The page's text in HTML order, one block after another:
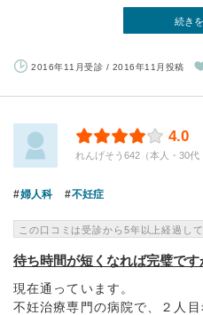
続き
2016年11月受診 / 2016年11月投稿
4.0
れんげそう642（本人・30代
婦人科 不妊症
この口コミは受診から5年以上経過して
待ち時間が短くなれば完璧で
現在通っています。
不妊治療専門の病院で、２人